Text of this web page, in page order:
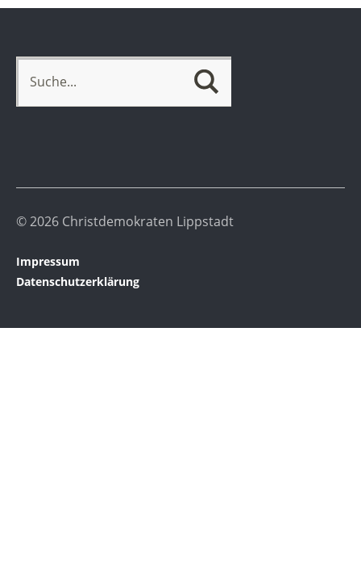
© 2026 Christdemokraten Lippstadt
Impressum
Datenschutzerklärung